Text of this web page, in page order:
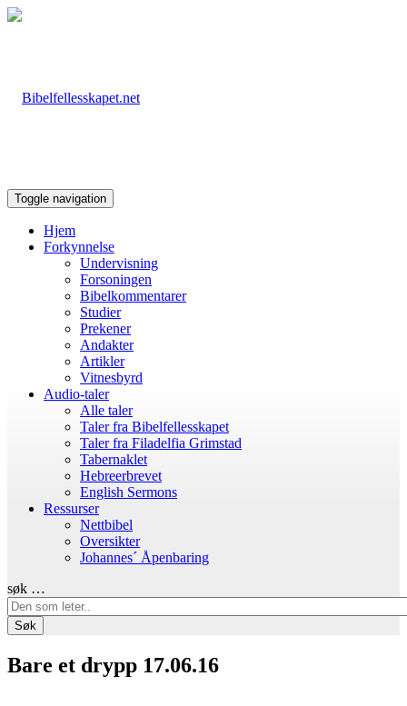
Toggle navigation
Hjem
Forkynnelse
Undervisning
Forsoningen
Bibelkommentarer
Studier
Prekener
Andakter
Artikler
Vitnesbyrd
Audio-taler
Alle taler
Taler fra Bibelfellesskapet
Taler fra Filadelfia Grimstad
Tabernaklet
Hebreerbrevet
English Sermons
Ressurser
Nettbibel
Oversikter
Johannes´ Åpenbaring
søk …
Søk
Bare et drypp 17.06.16